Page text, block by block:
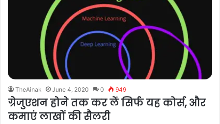
TheAinak June 4, 2020 0 949
ग्रेजुएशन होने तक कर लें सिर्फ यह कोर्स, और
कमाएं लाखों की सैलरी